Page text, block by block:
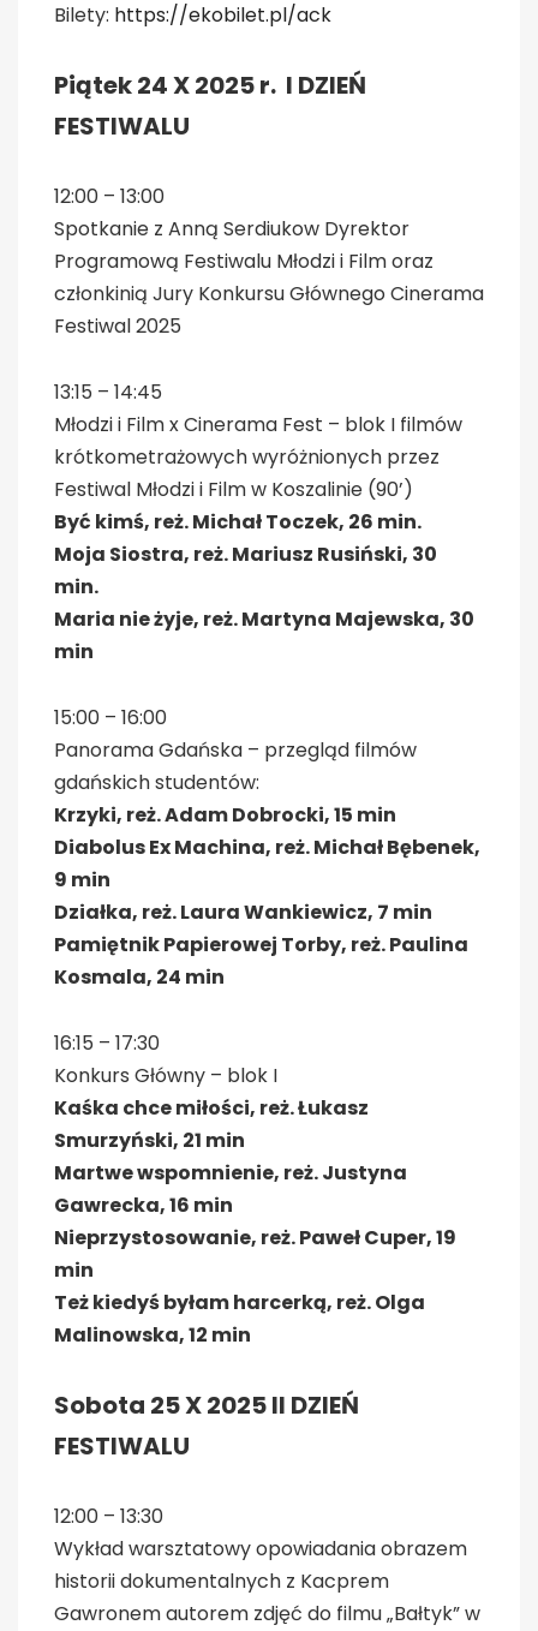
Bilety: https://ekobilet.pl/ack
Piątek 24 X 2025 r. I DZIEŃ
FESTIWALU
12:00 – 13:00
Spotkanie z Anną Serdiukow Dyrektor
Programową Festiwalu Młodzi i Film oraz
członkinią Jury Konkursu Głównego Cinerama
Festiwal 2025
13:15 – 14:45
Młodzi i Film x Cinerama Fest – blok I filmów
krótkometrażowych wyróżnionych przez
Festiwal Młodzi i Film w Koszalinie (90’)
Być kimś, reż. Michał Toczek, 26 min.
Moja Siostra, reż. Mariusz Rusiński, 30
min.
Maria nie żyje, reż. Martyna Majewska, 30
min
15:00 – 16:00
Panorama Gdańska – przegląd filmów
gdańskich studentów:
Krzyki, reż. Adam Dobrocki, 15 min
Diabolus Ex Machina, reż. Michał Bębenek,
9 min
Działka, reż. Laura Wankiewicz, 7 min
Pamiętnik Papierowej Torby, reż. Paulina
Kosmala, 24 min
16:15 – 17:30
Konkurs Główny – blok I
Kaśka chce miłości, reż. Łukasz
Smurzyński, 21 min
Martwe wspomnienie, reż. Justyna
Gawrecka, 16 min
Nieprzystosowanie, reż. Paweł Cuper, 19
min
Też kiedyś byłam harcerką, reż. Olga
Malinowska, 12 min
Sobota 25 X 2025 II DZIEŃ
FESTIWALU
12:00 – 13:30
Wykład warsztatowy opowiadania obrazem
historii dokumentalnych z Kacprem
Gawronem autorem zdjęć do filmu „Bałtyk” w